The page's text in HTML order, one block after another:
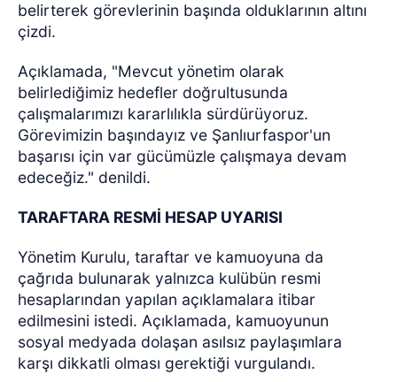
belirterek görevlerinin başında olduklarının altını
çizdi.
Açıklamada, "Mevcut yönetim olarak
belirlediğimiz hedefler doğrultusunda
çalışmalarımızı kararlılıkla sürdürüyoruz.
Görevimizin başındayız ve Şanlıurfaspor'un
başarısı için var gücümüzle çalışmaya devam
edeceğiz." denildi.
TARAFTARA RESMİ HESAP UYARISI
Yönetim Kurulu, taraftar ve kamuoyuna da
çağrıda bulunarak yalnızca kulübün resmi
hesaplarından yapılan açıklamalara itibar
edilmesini istedi. Açıklamada, kamuoyunun
sosyal medyada dolaşan asılsız paylaşımlara
karşı dikkatli olması gerektiği vurgulandı.